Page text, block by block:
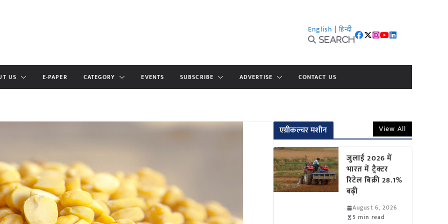
English | हिन्दी
Search
US E-PAPER CATEGORY EVENTS SUBSCRIBE ADVERTISE CONTACT US
एग्रीकल्चर मशीन View All
जुलाई 2026 में
भारत में ट्रैक्टर
रिटेल बिक्री 28.1%
बढ़ी
August 6, 2026
5 min read